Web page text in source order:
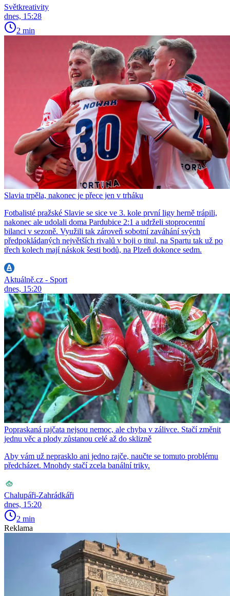
Světkreativity
dnes, 15:28
2 min
Slavia trpěla, nakonec je přece jen v trháku
Fotbalisté pražské Slavie se sice ve 3. kole první ligy herně trápili,
nakonec ale udolali doma Pardubice 2:1 a udrželi stoprocentní
bilanci v sezoně. Využili tak zároveň sobotní zaváhání svých
předpokládaných největších rivalů v boji o titul, na Spartu tak už po
třech kolech mají náskok šesti bodů, na Plzeň dokonce sedm.
Aktuálně.cz - Sport
dnes, 15:20
Popraskaná rajčata nejsou nemoc, ale chyba v zálivce. Stačí změnit
jednu věc a plody zůstanou celé až do sklizně
Aby vám už neprasklo ani jedno rajče, naučte se tomuto problému
předcházet. Mnohdy stačí zcela banální triky.
Chalupáři-Zahrádkáři
dnes, 15:20
2 min
Reklama